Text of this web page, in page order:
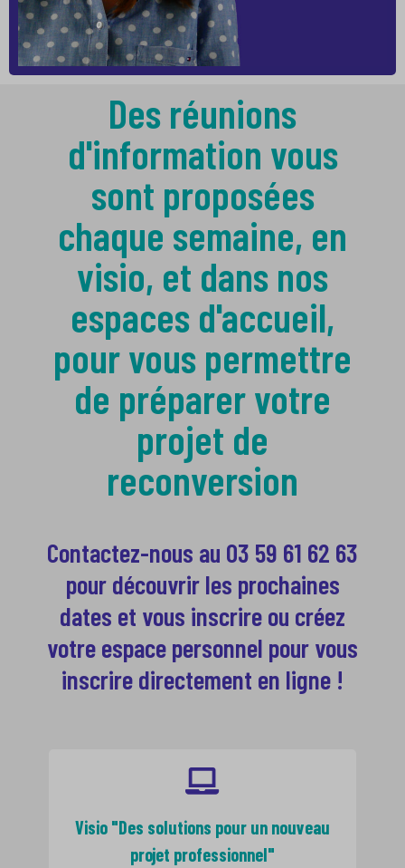
Des réunions
d'information vous
sont proposées
chaque semaine, en
visio, et dans nos
espaces d'accueil,
pour vous permettre
de préparer votre
projet de
reconversion
Contactez-nous au 03 59 61 62 63
pour découvrir les prochaines
dates et vous inscrire ou créez
votre espace personnel pour vous
inscrire directement en ligne !
Visio "Des solutions pour un nouveau
projet professionnel"